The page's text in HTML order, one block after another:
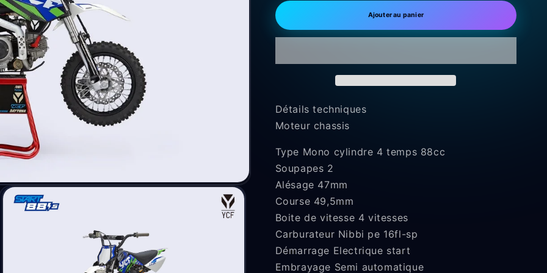
YCF
Start
S
de
YCF
Start
S
Ajouter au panier
Détails techniques
Moteur chassis
Type Mono cylindre 4 temps 88cc
Soupapes 2
Alésage 47mm
Course 49,5mm
Boite de vitesse 4 vitesses
Carburateur Nibbi pe 16fl-sp
Démarrage Electrique start
Embrayage Semi automatique